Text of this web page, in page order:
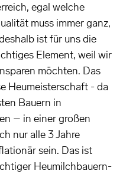
egal welche
muss immer ganz,
ist für uns die
Element, weil wir
möchten. Das
Heumeisterschaft - da
Bauern in
– in einer großen
nur alle 3 Jahre
sein. Das ist
Heumilchbauern-